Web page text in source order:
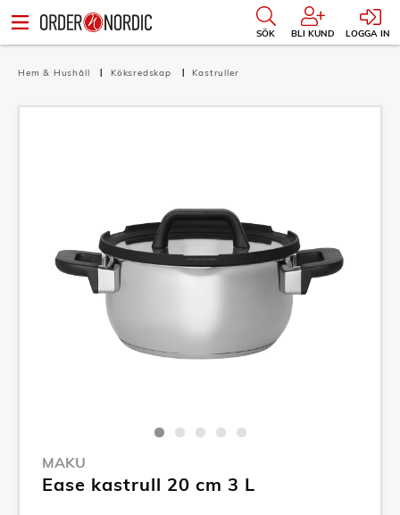
SÖK BLI KUND LOGGA IN
Hem & Hushåll Köksredskap Kastruller
MAKU
Ease kastrull 20 cm 3 L